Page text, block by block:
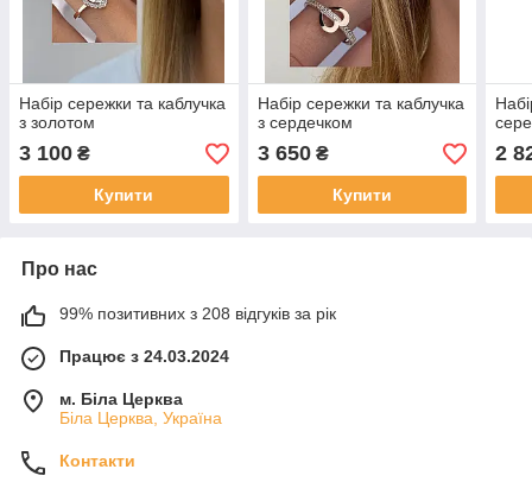
Набір сережки та каблучка
з золотом
3 100 ₴
Купити
Набір сережки та каблучка
з сердечком
3 650₴
Купити
2
Про нас
99% позитивних з 208 відгуків за рік
Працює з 24.03.2024
м. Біла Церква
Біла Церква, Україна
Контакти